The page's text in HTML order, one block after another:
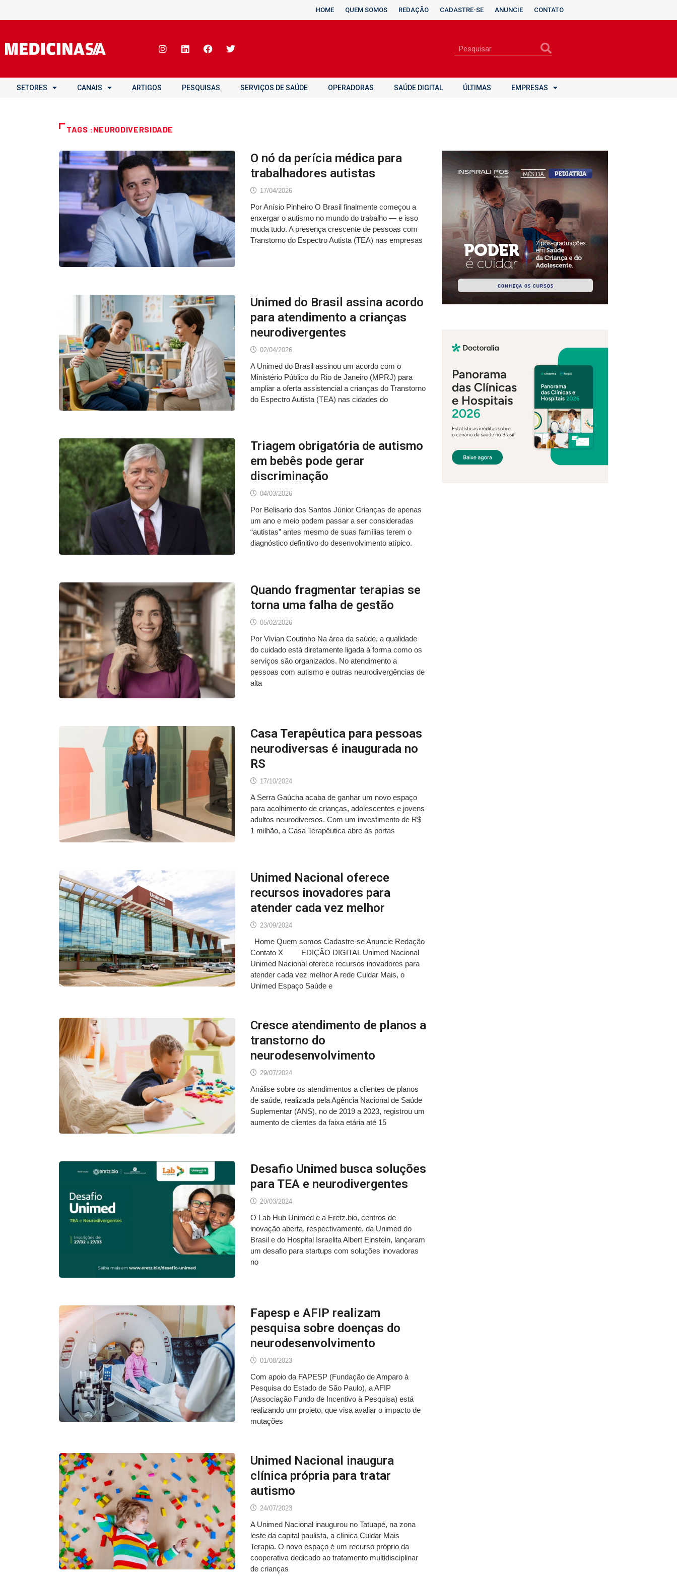
HOME QUEM SOMOS REDAÇÃO CADASTRE-SE ANUNCIE CONTATO
SETORES CANAIS ARTIGOS PESQUISAS SERVIÇOS DE SAÚDE OPERADORAS SAÚDE DIGITAL ÚLTIMAS EMPRESAS
TAGS :NEURODIVERSIDADE
O nó da perícia médica para
trabalhadores autistas
17/04/2026
Por Anísio Pinheiro O Brasil finalmente começou a
enxergar o autismo no mundo do trabalho — e isso
muda tudo. A presença crescente de pessoas com
Transtorno do Espectro Autista (TEA) nas empresas
Unimed do Brasil assina acordo
para atendimento a crianças
neurodivergentes
02/04/2026
A Unimed do Brasil assinou um acordo com o
Ministério Público do Rio de Janeiro (MPRJ) para
ampliar a oferta assistencial a crianças do Transtorno
do Espectro Autista (TEA) nas cidades do
Triagem obrigatória de autismo
em bebês pode gerar
discriminação
04/03/2026
Por Belisario dos Santos Júnior Crianças de apenas
um ano e meio podem passar a ser consideradas
“autistas” antes mesmo de suas famílias terem o
diagnóstico definitivo do desenvolvimento atípico.
Quando fragmentar terapias se
torna uma falha de gestão
05/02/2026
Por Vivian Coutinho Na área da saúde, a qualidade
do cuidado está diretamente ligada à forma como os
serviços são organizados. No atendimento a
pessoas com autismo e outras neurodivergências de
alta
Casa Terapêutica para pessoas
neurodiversas é inaugurada no
RS
17/10/2024
A Serra Gaúcha acaba de ganhar um novo espaço
para acolhimento de crianças, adolescentes e jovens
adultos neurodiversos. Com um investimento de R$
1 milhão, a Casa Terapêutica abre às portas
Unimed Nacional oferece
recursos inovadores para
atender cada vez melhor
23/09/2024
Home Quem somos Cadastre-se Anuncie Redação
Contato X EDIÇÃO DIGITAL Unimed Nacional
Unimed Nacional oferece recursos inovadores para
atender cada vez melhor A rede Cuidar Mais, o
Unimed Espaço Saúde e
Cresce atendimento de planos a
transtorno do
neurodesenvolvimento
29/07/2024
Análise sobre os atendimentos a clientes de planos
de saúde, realizada pela Agência Nacional de Saúde
Suplementar (ANS), no de 2019 a 2023, registrou um
aumento de clientes da faixa etária até 15
Desafio Unimed busca soluções
para TEA e neurodivergentes
20/03/2024
O Lab Hub Unimed e a Eretz.bio, centros de
inovação aberta, respectivamente, da Unimed do
Brasil e do Hospital Israelita Albert Einstein, lançaram
um desafio para startups com soluções inovadoras
no
Fapesp e AFIP realizam
pesquisa sobre doenças do
neurodesenvolvimento
01/08/2023
Com apoio da FAPESP (Fundação de Amparo à
Pesquisa do Estado de São Paulo), a AFIP
(Associação Fundo de Incentivo à Pesquisa) está
realizando um projeto, que visa avaliar o impacto de
mutações
Unimed Nacional inaugura
clínica própria para tratar
autismo
24/07/2023
A Unimed Nacional inaugurou no Tatuapé, na zona
leste da capital paulista, a clínica Cuidar Mais
Terapia. O novo espaço é um recurso próprio da
cooperativa dedicado ao tratamento multidisciplinar
de crianças